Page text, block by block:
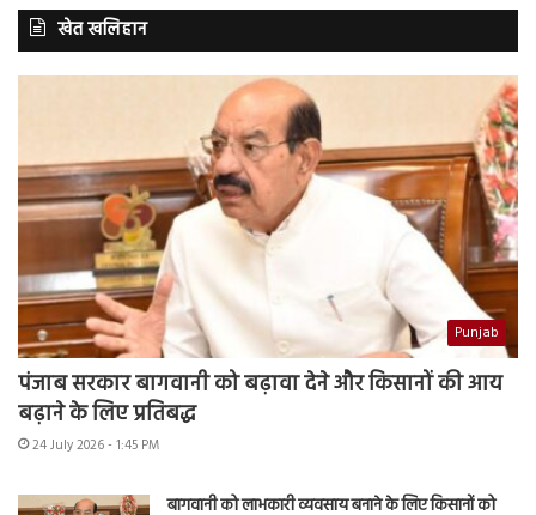
खेत खलिहान
Punjab
पंजाब सरकार बागवानी को बढ़ावा देने और किसानों की आय
बढ़ाने के लिए प्रतिबद्ध
24 July 2026 - 1:45 PM
बागवानी को लाभकारी व्यवसाय बनाने के लिए किसानों को